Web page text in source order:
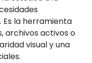
la herramienta
archivos activos o
visual y una